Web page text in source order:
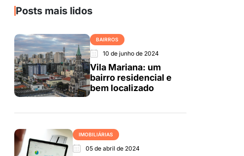
Posts mais lidos
BAIRROS
10 de junho de 2024
Vila Mariana: um
bairro residencial e
bem localizado
IMOBILIÁRIAS
05 de abril de 2024